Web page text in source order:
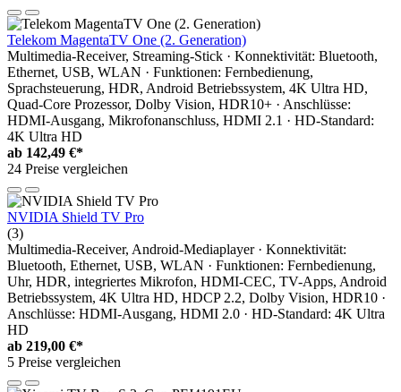
Telekom MagentaTV One (2. Generation)
Multimedia-Receiver, Streaming-Stick · Konnektivität: Bluetooth,
Ethernet, USB, WLAN · Funktionen: Fernbedienung,
Sprachsteuerung, HDR, Android Betriebssystem, 4K Ultra HD,
Quad-Core Prozessor, Dolby Vision, HDR10+ · Anschlüsse:
HDMI-Ausgang, Mikrofonanschluss, HDMI 2.1 · HD-Standard:
4K Ultra HD
ab 142,49 €*
24 Preise vergleichen
NVIDIA Shield TV Pro
(3)
Multimedia-Receiver, Android-Mediaplayer · Konnektivität:
Bluetooth, Ethernet, USB, WLAN · Funktionen: Fernbedienung,
Uhr, HDR, integriertes Mikrofon, HDMI-CEC, TV-Apps, Android
Betriebssystem, 4K Ultra HD, HDCP 2.2, Dolby Vision, HDR10 ·
Anschlüsse: HDMI-Ausgang, HDMI 2.0 · HD-Standard: 4K Ultra
HD
ab 219,00 €*
5 Preise vergleichen